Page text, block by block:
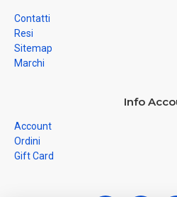
Contatti
Resi
Sitemap
Marchi
Info
Account
Ordini
Gift Card